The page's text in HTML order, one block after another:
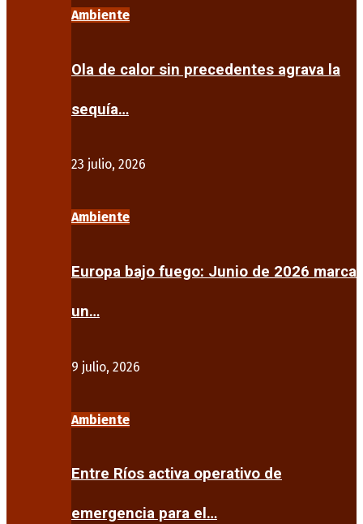
Ambiente
Ola de calor sin precedentes agrava la
sequía…
23 julio, 2026
Ambiente
Europa bajo fuego: Junio de 2026 marca
un…
9 julio, 2026
Ambiente
Entre Ríos activa operativo de
emergencia para el…